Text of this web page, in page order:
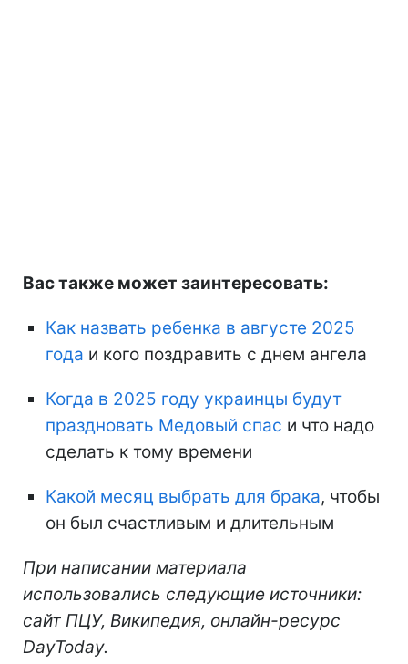
Вас также может заинтересовать:
Как назвать ребенка в августе 2025
года и кого поздравить с днем ангела
Когда в 2025 году украинцы будут
праздновать Медовый спас и что надо
сделать к тому времени
Какой месяц выбрать для брака, чтобы
он был счастливым и длительным
При написании материала
использовались следующие источники:
сайт ПЦУ, Википедия, онлайн-ресурс
DayToday.